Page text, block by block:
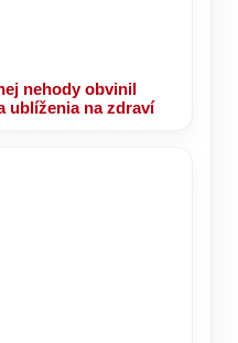
nehody obvinil
ublíženia na zdraví